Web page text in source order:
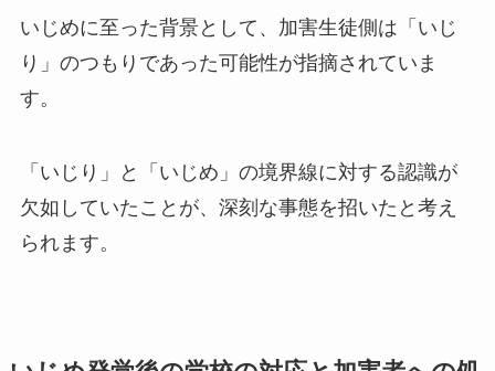
いじめに至った背景として、加害生徒側は「いじ
り」のつもりであった可能性が指摘されていま
す。
「いじり」と「いじめ」の境界線に対する認識が
欠如していたことが、深刻な事態を招いたと考え
られます。